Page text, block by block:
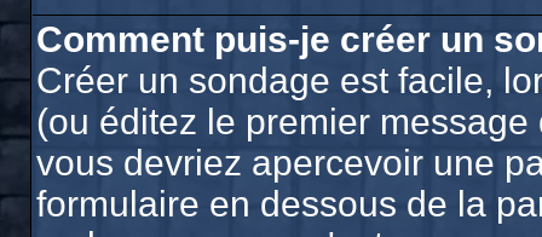
Comment puis-je créer un
Créer un sondage est facile,
(ou éditez le premier
vous devriez apercevoir une
formulaire en dessous de la